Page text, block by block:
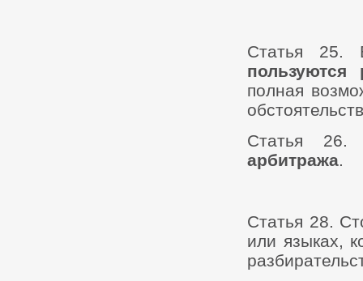
Статья 25.
полная
Статья 26.
арбитража.
Статья 28.
или языках,